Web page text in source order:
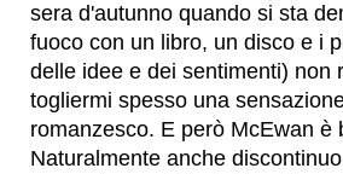
sera d'autunno quando si sta
fuoco con un libro, un disco e i
delle idee e dei sentimenti) non
togliermi spesso una
romanzesco. E però McEwan è
Naturalmente anche